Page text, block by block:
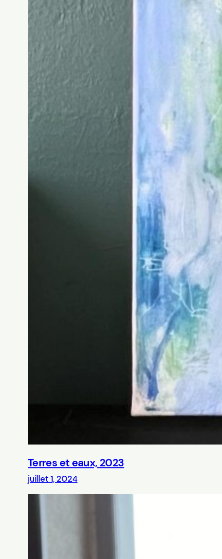
Terres et eaux, 2023
juillet 1, 2024